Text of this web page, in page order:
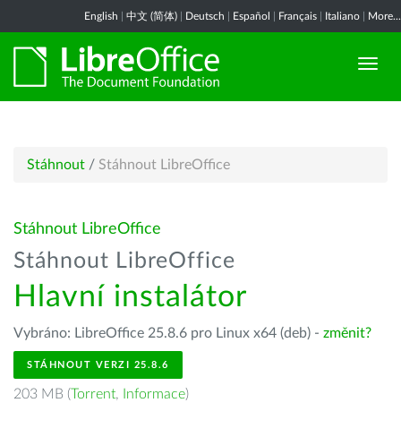
English 中文 (简体) Deutsch Español Français Italiano More...
Stáhnout / Stáhnout LibreOffice
Stáhnout LibreOffice
Stáhnout LibreOffice
Hlavní instalátor
Vybráno: LibreOffice 25.8.6 pro Linux x64 (deb) - změnit?
STÁHNOUT VERZI 25.8.6
203 MB (Torrent, Informace)